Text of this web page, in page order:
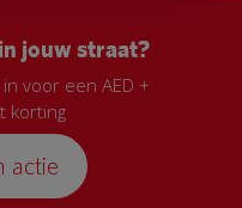
jouw straat?
voor een AED +
korting
actie